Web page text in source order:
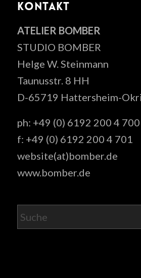
KONTAKT
ATELIER BOMBER
STUDIO BOMBER
Helge W. Steinmann
Taunusstr. 8 HH
D-65719 Hattersheim-
ph: +49 (0) 6192 200 4 700
f: +49 (0) 6192 200 4 701
website(at)bomber.de
www.bomber.de